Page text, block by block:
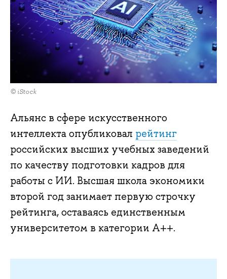
© iStock
Альянс в сфере искусственного
интеллекта опубликовал рейтинг
российских высших учебных заведений
по качеству подготовки кадров для
работы с ИИ. Высшая школа экономики
второй год занимает первую строчку
рейтинга, оставаясь единственным
университетом в категории A++.